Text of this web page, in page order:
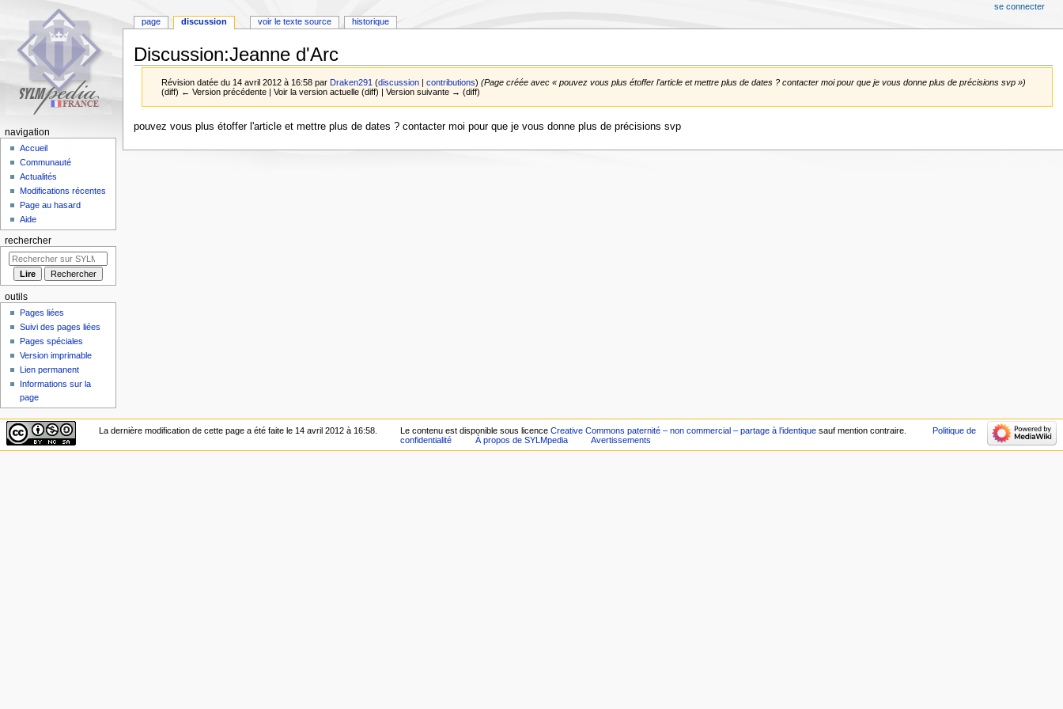
Discussion:Jeanne d'Arc
Révision datée du 14 avril 2012 à 16:58 par Draken291 (discussion |contributions) (Page créée avec « pouvez vous plus étoffer l'article et mettre plus de dates ? contacter moi pour que je vous donne plus de précisions svp »)
(diff) ← Version précédente | Voir la version actuelle (diff) | Version suivante → (diff)
Aller
Aller
pouvez vous plus étoffer l'article et mettre plus de dates ? contacter moi pour que je vous donne plus de précisions svp
page discussion voir le texte source historique
se connecter
navigation
Accueil
Communauté
Actualités
Modifications récentes
Page au hasard
Aide
rechercher
outils
Pages liées
Suivi des pages liées
Pages spéciales
Version imprimable
Lien permanent
Informations sur la
page
La dernière modification de cette page a été faite le 14 avril 2012 à 16:58. Le contenu est disponible sous licenceCreative Commons paternité – non commercial – partage à l’identique sauf mention contraire.
Politique de
confidentialité
À propos de SYLMpedia Avertissements